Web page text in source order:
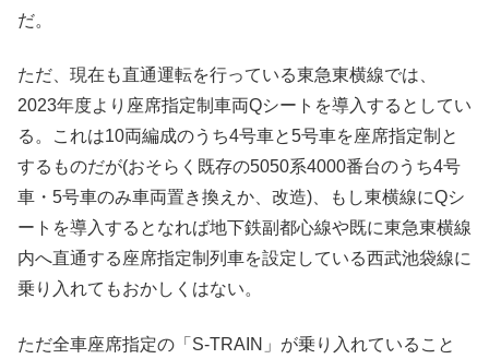
だ。
ただ、現在も直通運転を行っている東急東横線では、
2023年度より座席指定制車両Qシートを導入するとしてい
る。これは10両編成のうち4号車と5号車を座席指定制と
するものだが(おそらく既存の5050系4000番台のうち4号
車・5号車のみ車両置き換えか、改造)、もし東横線にQシ
ートを導入するとなれば地下鉄副都心線や既に東急東横線
内へ直通する座席指定制列車を設定している西武池袋線に
乗り入れてもおかしくはない。
ただ全車座席指定の「S-TRAIN」が乗り入れていること